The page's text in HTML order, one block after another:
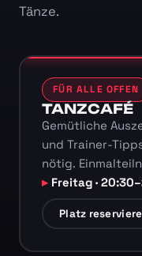
Tänze.
FÜR ALLE OFFEN
TANZCAFÉ
Gemütliche
und Trainer-
nötig.
Freitag ·
Platz